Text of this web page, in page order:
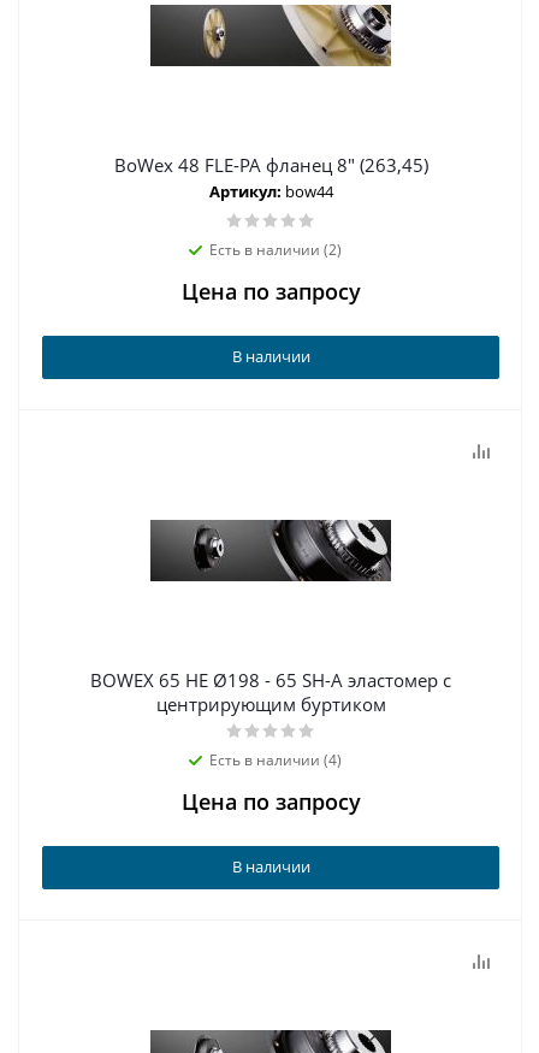
BoWex 48 FLE-PA фланец 8" (263,45)
Артикул: bow44
Есть в наличии (2)
Цена по запросу
В наличии
BOWEX 65 HE Ø198 - 65 SH-A эластомер с
центрирующим буртиком
Есть в наличии (4)
Цена по запросу
В наличии